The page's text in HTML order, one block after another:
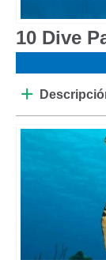
10 Dive